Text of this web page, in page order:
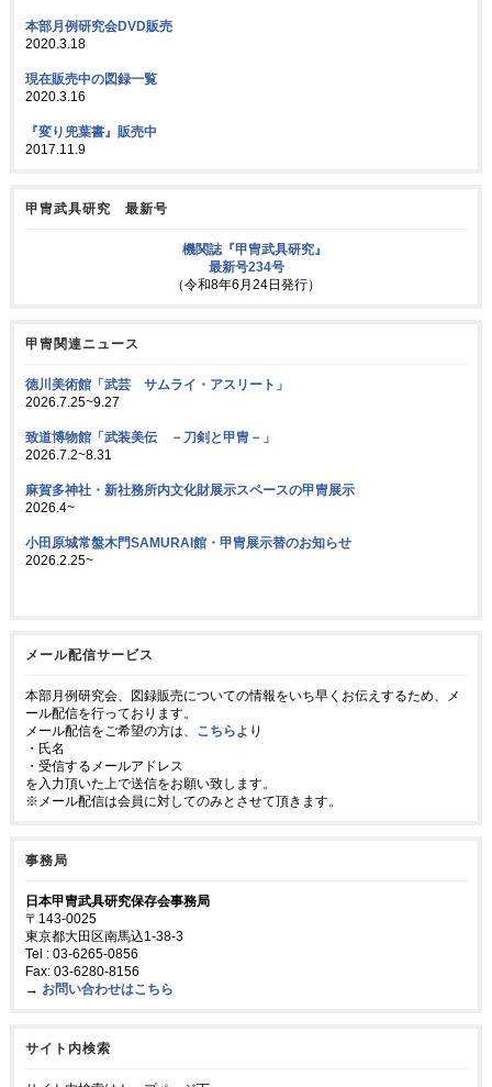
本部月例研究会DVD販売
2020.3.18
現在販売中の図録一覧
2020.3.16
『変り兜葉書』販売中
2017.11.9
甲冑武具研究 最新号
機関誌『甲冑武具研究』
最新号234号
（令和8年6月24日発行）
甲冑関連ニュース
徳川美術館「武芸 サムライ・アスリート」
2026.7.25~9.27
致道博物館「武装美伝 －刀剣と甲冑－」
2026.7.2~8.31
麻賀多神社・新社務所内文化財展示スペースの甲冑展示
2026.4~
小田原城常盤木門SAMURAI館・甲冑展示替のお知らせ
2026.2.25~
メール配信サービス
本部月例研究会、図録販売についての情報をいち早くお伝えするため、メ
ール配信を行っております。
メール配信をご希望の方は、 こちら より
・氏名
・受信するメールアドレス
を入力頂いた上で送信をお願い致します。
※メール配信は会員に対してのみとさせて頂きます。
事務局
日本甲冑武具研究保存会事務局
〒143-0025
東京都大田区南馬込1-38-3
Tel : 03-6265-0856
Fax: 03-6280-8156
→ お問い合わせはこちら
サイト内検索